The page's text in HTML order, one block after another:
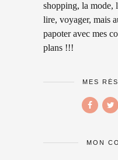
shopping, la mode,
lire, voyager, mais
papoter avec mes
plans !!!
MES
MON